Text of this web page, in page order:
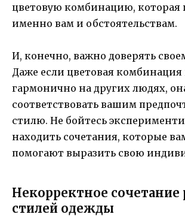
цветовую комбинацию, которая
именно вам и обстоятельствам.
И, конечно, важно доверять
Даже если цветовая комбинация
гармонично на других людях,
соответствовать вашим
стилю. Не бойтесь
находить сочетания, которые
помогают выразить свою
Некорректное сочетание
стилей одежды